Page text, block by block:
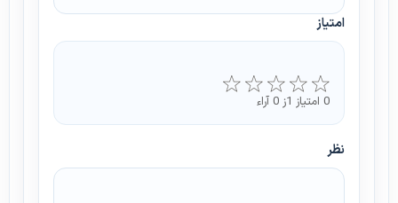
امتیاز
0 امتیاز 1ز 0 آراء
نظر